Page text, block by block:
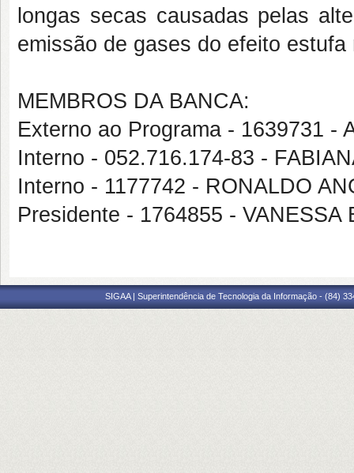
longas secas causadas pelas
emissão de gases do efeito
MEMBROS DA BANCA:
Externo ao Programa - 1639731 -
Interno - 052.716.174-83 -
Interno - 1177742 - RONALDO
Presidente - 1764855 - VANESSA
SIGAA | Superintendência de Tecnologia da Informação - (84)